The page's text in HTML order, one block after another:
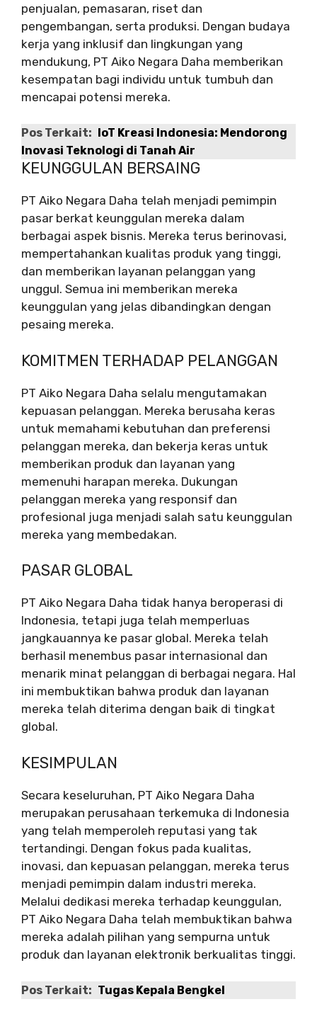
penjualan, pemasaran, riset dan
pengembangan, serta produksi. Dengan budaya
kerja yang inklusif dan lingkungan yang
mendukung, PT Aiko Negara Daha memberikan
kesempatan bagi individu untuk tumbuh dan
mencapai potensi mereka.
Pos Terkait:
IoT Kreasi Indonesia: Mendorong
Inovasi Teknologi di Tanah Air
KEUNGGULAN BERSAING
PT Aiko Negara Daha telah menjadi pemimpin
pasar berkat keunggulan mereka dalam
berbagai aspek bisnis. Mereka terus berinovasi,
mempertahankan kualitas produk yang tinggi,
dan memberikan layanan pelanggan yang
unggul. Semua ini memberikan mereka
keunggulan yang jelas dibandingkan dengan
pesaing mereka.
KOMITMEN TERHADAP PELANGGAN
PT Aiko Negara Daha selalu mengutamakan
kepuasan pelanggan. Mereka berusaha keras
untuk memahami kebutuhan dan preferensi
pelanggan mereka, dan bekerja keras untuk
memberikan produk dan layanan yang
memenuhi harapan mereka. Dukungan
pelanggan mereka yang responsif dan
profesional juga menjadi salah satu keunggulan
mereka yang membedakan.
PASAR GLOBAL
PT Aiko Negara Daha tidak hanya beroperasi di
Indonesia, tetapi juga telah memperluas
jangkauannya ke pasar global. Mereka telah
berhasil menembus pasar internasional dan
menarik minat pelanggan di berbagai negara. Hal
ini membuktikan bahwa produk dan layanan
mereka telah diterima dengan baik di tingkat
global.
KESIMPULAN
Secara keseluruhan, PT Aiko Negara Daha
merupakan perusahaan terkemuka di Indonesia
yang telah memperoleh reputasi yang tak
tertandingi. Dengan fokus pada kualitas,
inovasi, dan kepuasan pelanggan, mereka terus
menjadi pemimpin dalam industri mereka.
Melalui dedikasi mereka terhadap keunggulan,
PT Aiko Negara Daha telah membuktikan bahwa
mereka adalah pilihan yang sempurna untuk
produk dan layanan elektronik berkualitas tinggi.
Pos Terkait: Tugas Kepala Bengkel